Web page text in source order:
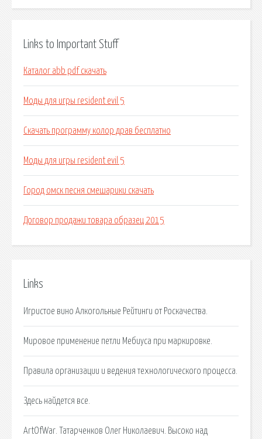
Links to Important Stuff
Каталог abb pdf скачать
Моды для игры resident evil 5
Скачать программу колор драв бесплатно
Моды для игры resident evil 5
Город омск песня смешарики скачать
Договор продажи товара образец 2015
Links
Игристое вино Алкогольные Рейтинги от Роскачества.
Мировое применение петли Мебиуса при маркировке.
Правила организации и ведения технологического процесса.
Здесь найдется все.
ArtOfWar. Татарченков Олег Николаевич. Высоко над